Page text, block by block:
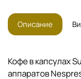
зерен доведена до
степени, что
создать эспрессо с
Supremo в капсулах
букетом цитрусовых,
Описание
Кофе в капсулах
аппаратов